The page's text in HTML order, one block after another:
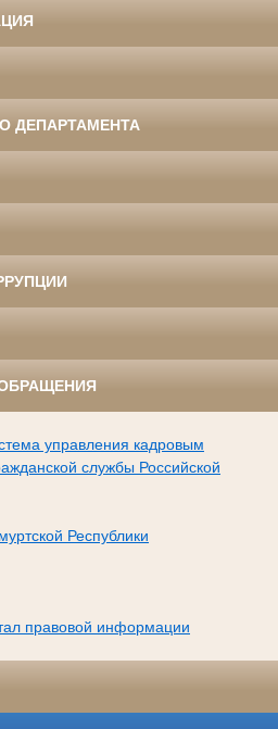
ДЕПАРТАМЕНТА
управления кадровым
службы Российской
Республики
правовой информации